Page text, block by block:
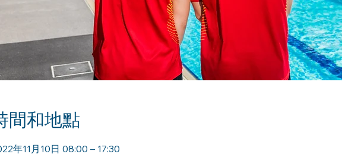
間和地點
年11月10日 08:00 – 17:30